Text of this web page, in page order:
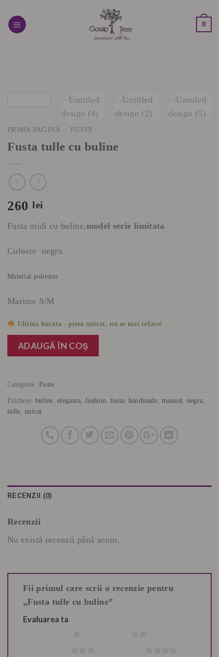
content
0
PRIMA PAGINĂ / FUSTE
Fusta tulle cu buline
260lei
Fusta midi cu buline, model serie limitata
Culoare negru
Material poliester
Marime S/M
Ultima bucata - piesa unicat, nu se mai reface!
ADAUGĂ ÎN COȘ
Categorie:Fuste
Etichete: buline,eleganta,fashion, fusta, handmade, manual, negru,
tulle,unicat
RECENZII (0)
Recenzii
Nu există recenzii până acum.
Fii primul care scrii o recenzie pentru
„Fusta tulle cu buline”
Evaluarea ta